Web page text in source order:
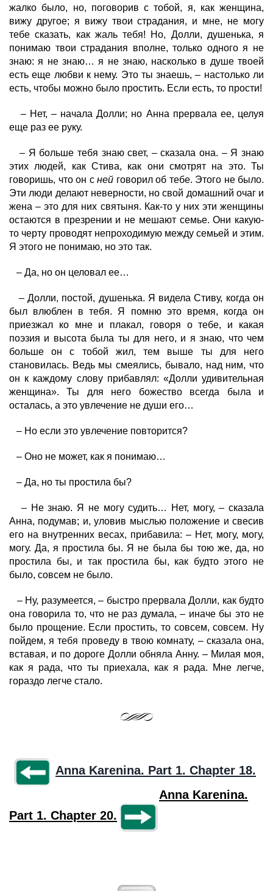
жалко было, но, поговорив с тобой, я, как женщина,
вижу другое; я вижу твои страдания, и мне, не могу
тебе сказать, как жаль тебя! Но, Долли, душенька, я
понимаю твои страдания вполне, только одного я не
знаю: я не знаю… я не знаю, насколько в душе твоей
есть еще любви к нему. Это ты знаешь, – настолько ли
есть, чтобы можно было простить. Если есть, то прости!
– Нет, – начала Долли; но Анна прервала ее, целуя
еще раз ее руку.
– Я больше тебя знаю свет, – сказала она. – Я знаю
этих людей, как Стива, как они смотрят на это. Ты
говоришь, что он с ней говорил об тебе. Этого не было.
Эти люди делают неверности, но свой домашний очаг и
жена – это для них святыня. Как-то у них эти женщины
остаются в презрении и не мешают семье. Они какую-
то черту проводят непроходимую между семьей и этим.
Я этого не понимаю, но это так.
– Да, но он целовал ее…
– Долли, постой, душенька. Я видела Стиву, когда он
был влюблен в тебя. Я помню это время, когда он
приезжал ко мне и плакал, говоря о тебе, и какая
поэзия и высота была ты для него, и я знаю, что чем
больше он с тобой жил, тем выше ты для него
становилась. Ведь мы смеялись, бывало, над ним, что
он к каждому слову прибавлял: «Долли удивительная
женщина». Ты для него божество всегда была и
осталась, а это увлечение не души его…
– Но если это увлечение повторится?
– Оно не может, как я понимаю…
– Да, но ты простила бы?
– Не знаю. Я не могу судить… Нет, могу, – сказала
Анна, подумав; и, уловив мыслью положение и свесив
его на внутренних весах, прибавила: – Нет, могу, могу,
могу. Да, я простила бы. Я не была бы тою же, да, но
простила бы, и так простила бы, как будто этого не
было, совсем не было.
– Ну, разумеется, – быстро прервала Долли, как будто
она говорила то, что не раз думала, – иначе бы это не
было прощение. Если простить, то совсем, совсем. Ну
пойдем, я тебя проведу в твою комнату, – сказала она,
вставая, и по дороге Долли обняла Анну. – Милая моя,
как я рада, что ты приехала, как я рада. Мне легче,
гораздо легче стало.
Anna Karenina. Part 1. Chapter 18.
Anna Karenina.
Part 1. Chapter 20.